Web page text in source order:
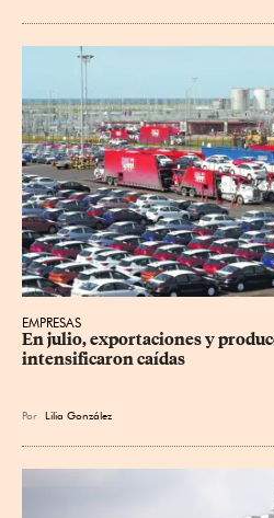
EMPRESAS
En julio, exportaciones y
intensificaron caídas
Por Lilia González